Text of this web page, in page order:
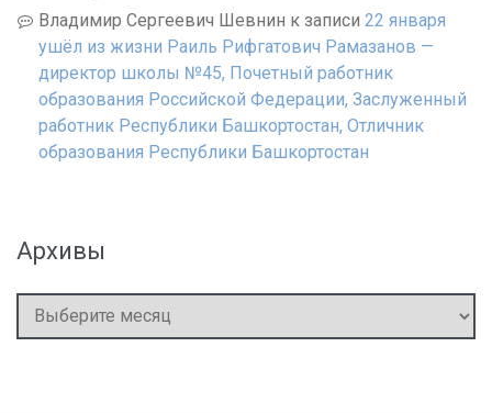
Владимир Сергеевич Шевнин к записи 22 января
ушёл из жизни Раиль Рифгатович Рамазанов —
директор школы №45, Почетный работник
образования Российской Федерации, Заслуженный
работник Республики Башкортостан, Отличник
образования Республики Башкортостан
Архивы
Архивы